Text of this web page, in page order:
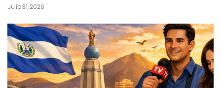
Julio 31, 2026